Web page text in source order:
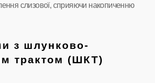
слизової, сприяючи накопиченню
з шлунково-
трактом (ШКТ)